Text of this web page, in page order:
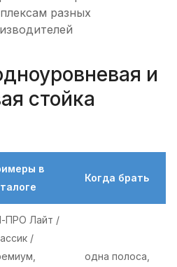
разных
и
стойка
в
Когда брать
ПРО Лайт /
/
одна полоса,